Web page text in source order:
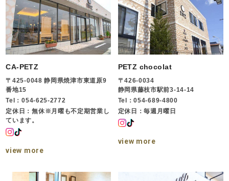
CA-PETZ
〒425-0048 静岡県焼津市東道原9
番地15
Tel：054-625-2772
定休日：無休※月曜も不定期営業し
ています。
view more
PETZ chocolat
〒426-0034
静岡県藤枝市駅前3-14-14
Tel：054-689-4800
定休日：毎週月曜日
view more